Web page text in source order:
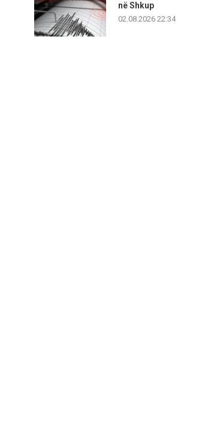
në Shkup
02.08.2026 22:34